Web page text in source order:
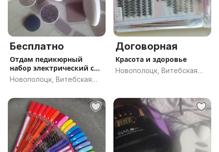
Бесплатно
Отдам педикюрный
набор электрический с
насадками
Новополоцк, Витебская
Договорная
Красота и здоровье
Новополоцк, Витебская